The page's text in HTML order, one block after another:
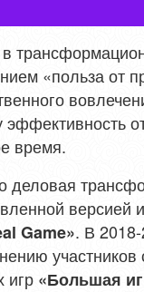
«польза от
время.
деловая
версией
Game». В
участников
игр «Большая